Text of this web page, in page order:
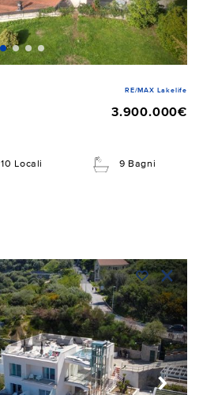
RE/MAX Lakelife
3.900.000€
10 Locali 9 Bagni